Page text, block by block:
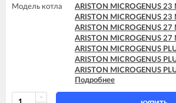
Модель котла
ARISTON MICROGENUS 23
ARISTON MICROGENUS 23
ARISTON MICROGENUS 27
ARISTON MICROGENUS 27
ARISTON MICROGENUS
ARISTON MICROGENUS
ARISTON MICROGENUS
ARISTON MICROGENUS
ARISTON MICROSYSTEM
Подробнее